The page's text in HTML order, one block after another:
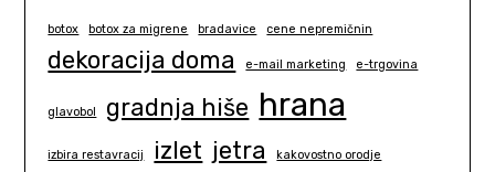
botox botox za migrene bradavice cene nepremičnin
dekoracija doma e-mail marketing e-trgovina
glavobol gradnja hiše hrana
izbira restavracij izlet jetra kakovostno orodje